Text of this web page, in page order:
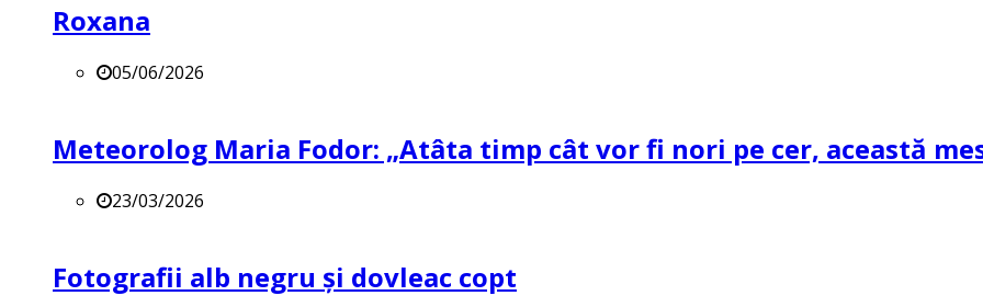
Roxana
05/06/2026
Meteorolog Maria Fodor: „Atâta timp cât vor fi nori pe cer, această
23/03/2026
Fotografii alb negru și dovleac copt